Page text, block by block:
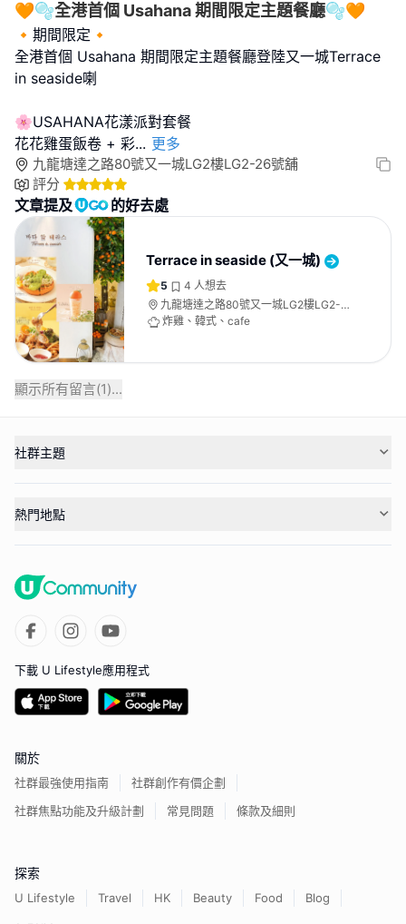
🧡🫧全港首個 Usahana 期間限定主題餐廳🫧🧡
🔸期間限定🔸
全港首個 Usahana 期間限定主題餐廳登陸又一城Terrace
in seaside喇
🌸USAHANA花漾派對套餐
花花雞蛋飯卷 + 彩... 更多
九龍塘達之路80號又一城LG2樓LG2-26號舖
評分
文章提及 的好去處
Terrace in seaside (又一城)
5 4 人想去
九龍塘達之路80號又一城LG2樓LG2-
26號舖
炸雞、韓式、cafe
顯示所有留言(1)...
社群主題
熱門地點
下載 U Lifestyle應用程式
關於
社群最強使用指南
社群創作有價企劃
社群焦點功能及升級計劃
常見問題 條款及細則
探索
U Lifestyle Travel HK Beauty Food
Blog